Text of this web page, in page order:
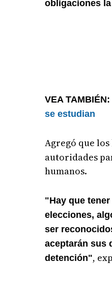
obligaciones
VEA TAMBIÉN:
se estudian
Agregó que
autoridades
humanos.
"Hay que
elecciones,
ser
aceptarán sus
detención",